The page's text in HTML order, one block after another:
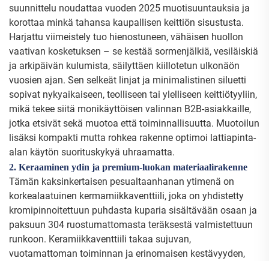
suunnittelu noudattaa vuoden 2025 muotisuuntauksia ja
korottaa minkä tahansa kaupallisen keittiön sisustusta.
Harjattu viimeistely tuo hienostuneen, vähäisen huollon
vaativan kosketuksen – se kestää sormenjälkiä, vesiläiskiä
ja arkipäivän kulumista, säilyttäen kiillotetun ulkonäön
vuosien ajan. Sen selkeät linjat ja minimalistinen siluetti
sopivat nykyaikaiseen, teolliseen tai ylelliseen keittiötyyliin,
mikä tekee siitä monikäyttöisen valinnan B2B-asiakkaille,
jotka etsivät sekä muotoa että toiminnallisuutta. Muotoilun
lisäksi kompakti mutta rohkea rakenne optimoi lattiapinta-
alan käytön suorituskykyä uhraamatta.
2. Keraaminen ydin ja premium-luokan materiaalirakenne
Tämän kaksinkertaisen pesualtaanhanan ytimenä on
korkealaatuinen kermamiikkaventtiili, joka on yhdistetty
kromipinnoitettuun puhdasta kuparia sisältävään osaan ja
paksuun 304 ruostumattomasta teräksestä valmistettuun
runkoon. Keramiikkaventtiili takaa sujuvan,
vuotamattoman toiminnan ja erinomaisen kestävyyden,